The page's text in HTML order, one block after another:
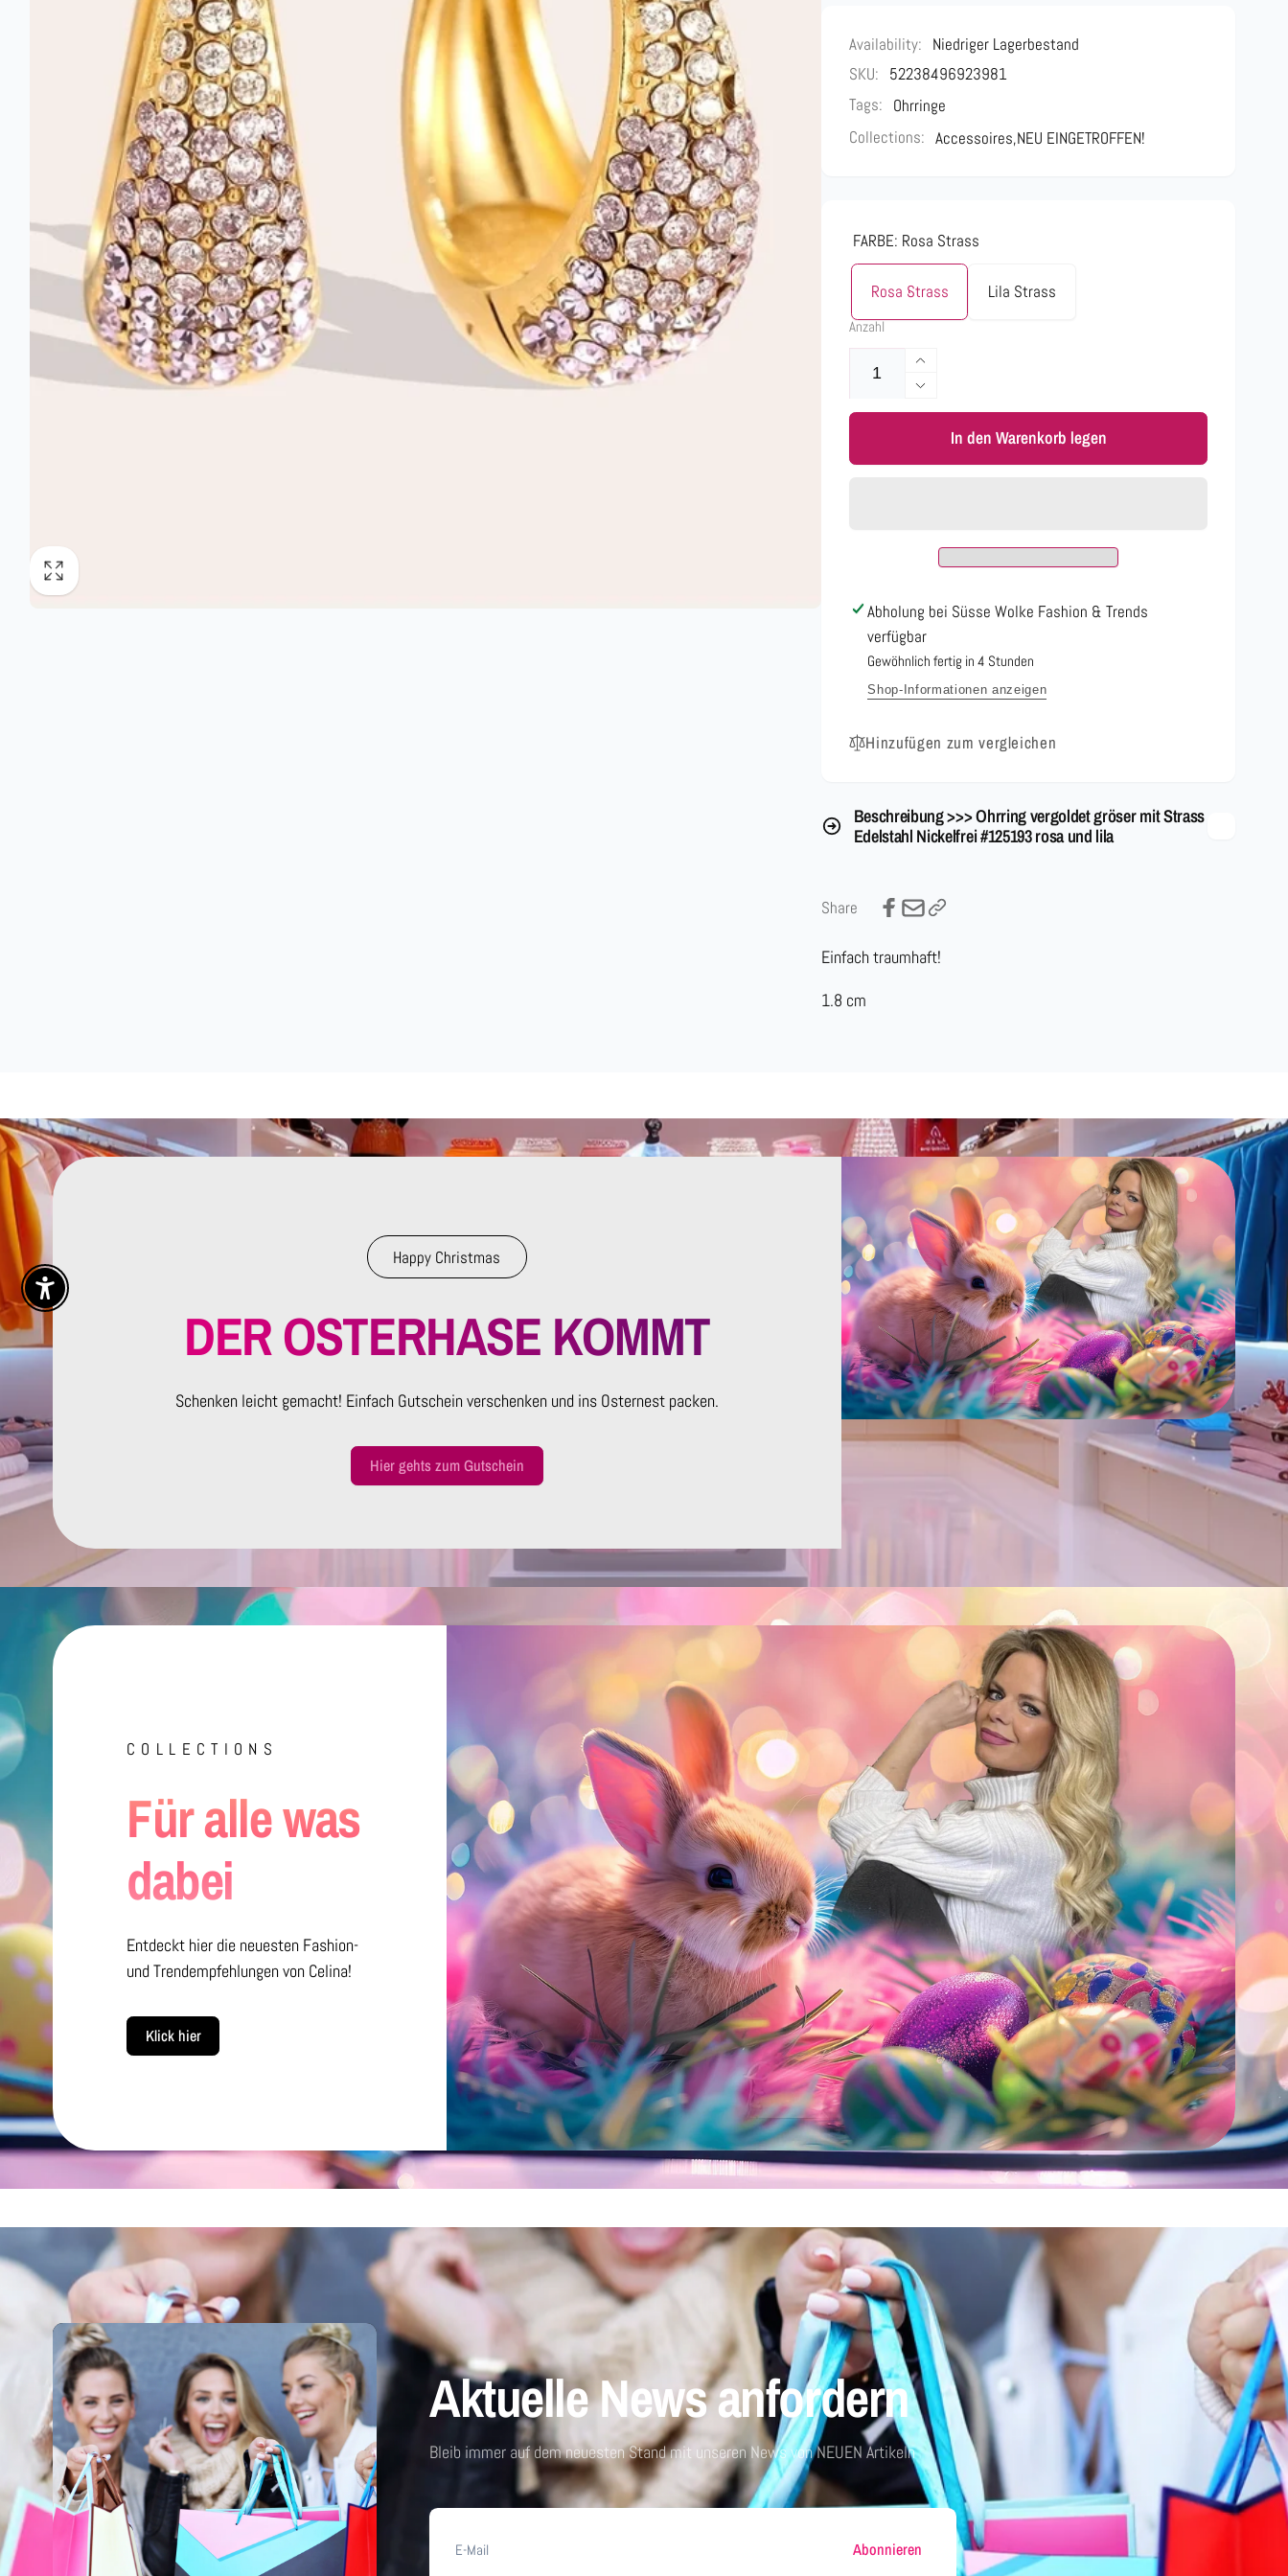
Availability: Niedriger Lagerbestand
SKU: 52238496923981
Tags: Ohrringe
Collections: Accessoires,NEU EINGETROFFEN!
FARBE: Rosa Strass
Rosa Strass Lila Strass
Anzahl
Erhöhe
die
Menge
Strass
Edelstahl
#125193
rosa
und
Verringere
die
Menge
für
mit
Strass
Nickelfrei
#125193
rosa
und
lila
In den Warenkorb legen
Abholung bei Süsse Wolke Fashion & Trends
verfügbar
Gewöhnlich fertig in 4 Stunden
Shop-Informationen anzeigen
Hinzufügen zum vergleichen
Beschreibung >>> Ohrring vergoldet gröser mit Strass
Edelstahl Nickelfrei #125193 rosa und lila
Share
Einfach traumhaft!
1.8 cm
Happy Christmas
DER OSTERHASE KOMMT
Schenken leicht gemacht! Einfach Gutschein verschenken und ins Osternest packen.
Hier gehts zum Gutschein
COLLECTIONS
Für alle was
dabei
Entdeckt hier die neuesten Fashion-
und Trendempfehlungen von Celina!
Klick hier
Aktuelle News anfordern
Bleib immer auf dem neuesten Stand mit unseren News von NEUEN Artikeln
Abonnieren
Enable Accessibility